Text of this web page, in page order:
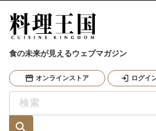
食の未来が見えるウェブマガジン
オンラインストア ログイ